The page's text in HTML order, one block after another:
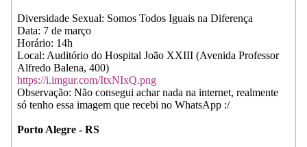
Diversidade Sexual: Somos Todos Iguais na Diferença
Data: 7 de março
Horário: 14h
Local: Auditório do Hospital João XXIII (Avenida Professor
Alfredo Balena, 400)
https://i.imgur.com/ItxNIxQ.png
Observação: Não consegui achar nada na internet, realmente
só tenho essa imagem que recebi no WhatsApp :/
Porto Alegre - RS